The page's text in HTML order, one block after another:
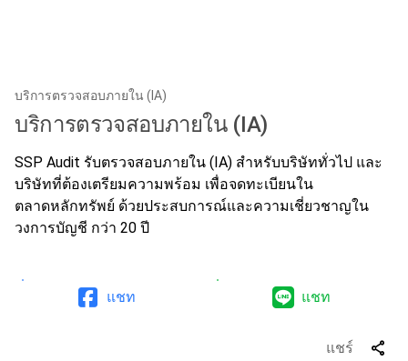
บริการตรวจสอบภายใน (IA)
บริการตรวจสอบภายใน (IA)
SSP Audit รับตรวจสอบภายใน (IA) สำหรับบริษัททั่วไป และ
บริษัทที่ต้องเตรียมความพร้อม เพื่อจดทะเบียนใน
ตลาดหลักทรัพย์ ด้วยประสบการณ์และความเชี่ยวชาญใน
วงการบัญชี กว่า 20 ปี
แชท แชท
แชร์ share